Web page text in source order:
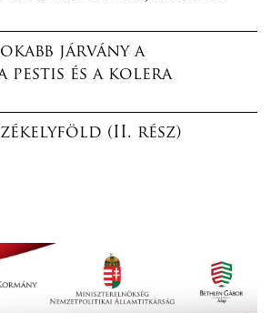
járvány a
pestis és a kolera
(II. rész)